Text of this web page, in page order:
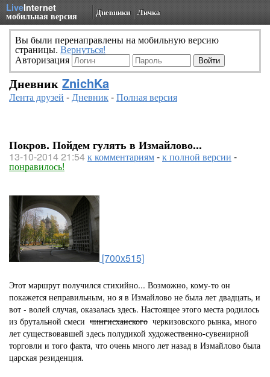
LiveInternet
мобильная версия Дневники Личка
Вы были перенаправлены на мобильную версию
страницы. Вернуться!
Авторизация
Дневник ZnichKa
Лента друзей -Дневник-Полная версия
Покров. Пойдем гулять в Измайлово...
13-10-2014 21:54к комментариям-к полной версии -
понравилось!
[700x515]
Этот маршрут получился стихийно... Возможно, кому-то он
покажется неправильным, но я в Измайлово не была лет двадцать, и
вот - волей случая, оказалась здесь. Настоящее этого места родилось
из брутальной смеси чингисханского черкизовского рынка, много
лет существовавшей здесь полудикой художественно-сувенирной
торговли и того факта, что очень много лет назад в Измайлово была
царская резиденция.